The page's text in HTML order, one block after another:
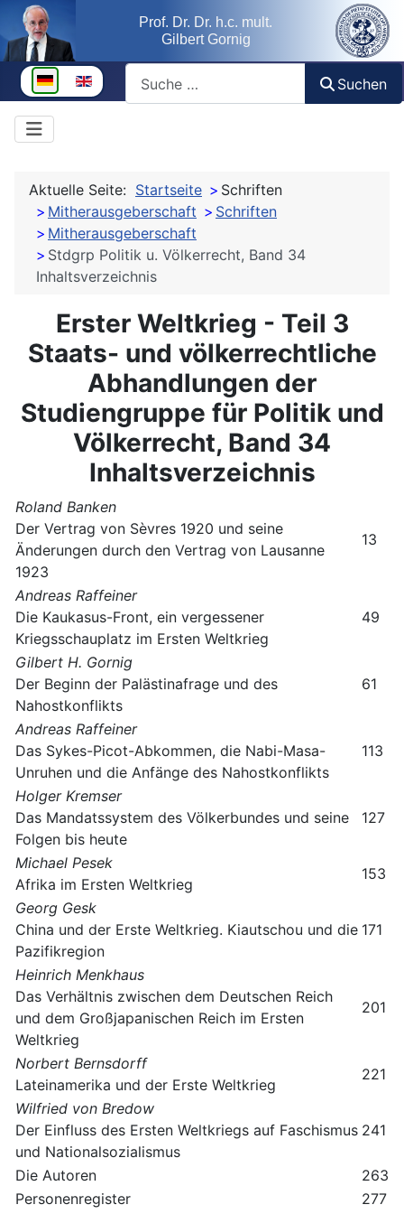
Prof. Dr. Dr. h.c. mult.
Gilbert Gornig
Sprache auswählen Suchen
Aktuelle Seite: Startseite
Schriften
Mitherausgeberschaft
Schriften
Mitherausgeberschaft
Stdgrp Politik u. Völkerrecht, Band 34
Inhaltsverzeichnis
Erster Weltkrieg - Teil 3
Staats- und völkerrechtliche
Abhandlungen der
Studiengruppe für Politik und
Völkerrecht, Band 34
Inhaltsverzeichnis
Roland Banken
Der Vertrag von Sèvres 1920 und seine
Änderungen durch den Vertrag von Lausanne
1923
13
Andreas Raffeiner
Die Kaukasus-Front, ein vergessener
Kriegsschauplatz im Ersten Weltkrieg
49
Gilbert H. Gornig
Der Beginn der Palästinafrage und des
Nahostkonflikts
61
Andreas Raffeiner
Das Sykes-Picot-Abkommen, die Nabi-Masa-
Unruhen und die Anfänge des Nahostkonflikts
113
Holger Kremser
Das Mandatssystem des Völkerbundes und seine
Folgen bis heute
127
Michael Pesek
Afrika im Ersten Weltkrieg
153
Georg Gesk
China und der Erste Weltkrieg. Kiautschou und die
Pazifikregion
171
Heinrich Menkhaus
Das Verhältnis zwischen dem Deutschen Reich
und dem Großjapanischen Reich im Ersten
Weltkrieg
201
Norbert Bernsdorff
Lateinamerika und der Erste Weltkrieg
221
Wilfried von Bredow
Der Einfluss des Ersten Weltkriegs auf Faschismus
und Nationalsozialismus
241
Die Autoren
263
Personenregister
277